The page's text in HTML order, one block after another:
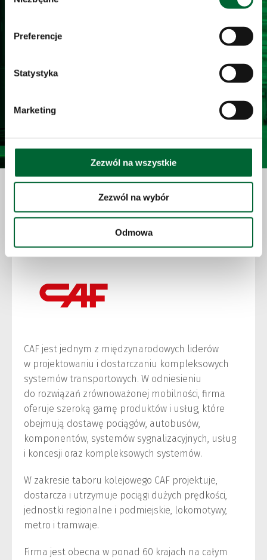
Preferencje
Statystyka
Marketing
Zezwól na wszystkie
Zezwól na wybór
Odmowa
CAF jest jednym z międzynarodowych liderów
w projektowaniu i dostarczaniu kompleksowych
systemów transportowych. W odniesieniu
do rozwiązań zrównoważonej mobilności, firma
oferuje szeroką gamę produktów i usług, które
obejmują dostawę pociągów, autobusów,
komponentów, systemów sygnalizacyjnych, usług
i koncesji oraz kompleksowych systemów.
W zakresie taboru kolejowego CAF projektuje,
dostarcza i utrzymuje pociągi dużych prędkości,
jednostki regionalne i podmiejskie, lokomotywy,
metro i tramwaje.
Firma jest obecna w ponad 60 krajach na całym